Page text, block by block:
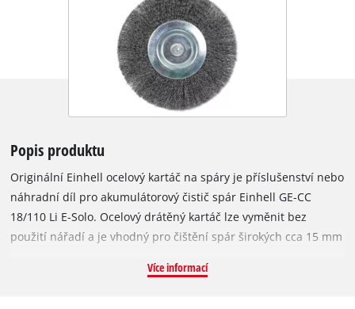
Popis produktu
Originální Einhell ocelový kartáč na spáry je příslušenství nebo
náhradní díl pro akumulátorový čistič spár Einhell GE-CC
18/110 Li E-Solo. Ocelový drátěný kartáč lze vyměnit bez
použití nářadí a je vhodný pro čištění spár širokých cca 15 mm
usazeniny, lišejníky a mech mezi dlaždicemi a dlažebními
Více informací